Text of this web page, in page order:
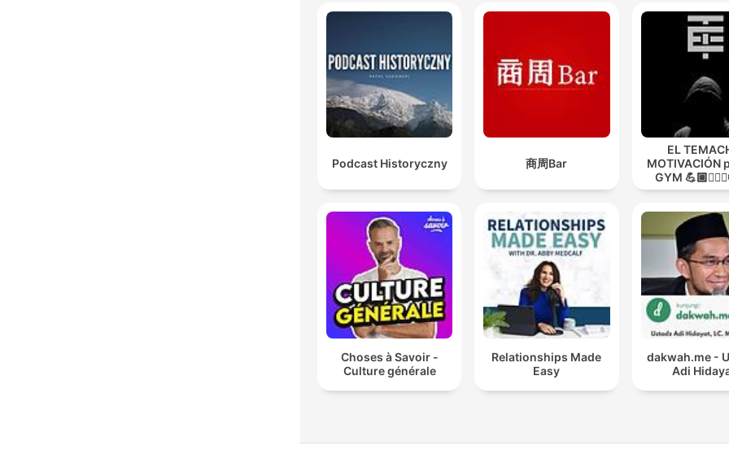
Podcast Historyczny 商周Bar
EL
MOTIVACIÓN
GYM
MODO
Choses à Savoir -
Culture générale
Relationships Made
Easy
dakwah.me -
Adi